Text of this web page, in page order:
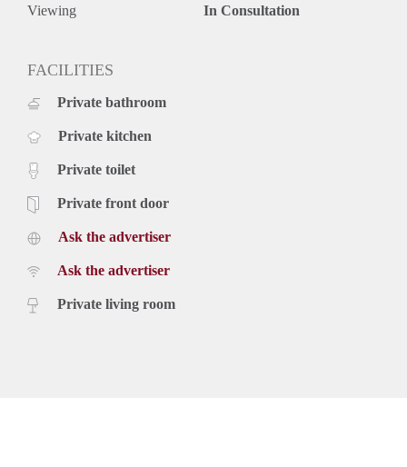
en gemeentelijke belastingen. Inclusief stoffering en
De genoemde huurprijs is op basis van minimaal 12
verhoging.
Viewing In Consultation
FACILITIES
Private bathroom
Private kitchen
Private toilet
Private front door
Ask the advertiser
Ask the advertiser
Private living room